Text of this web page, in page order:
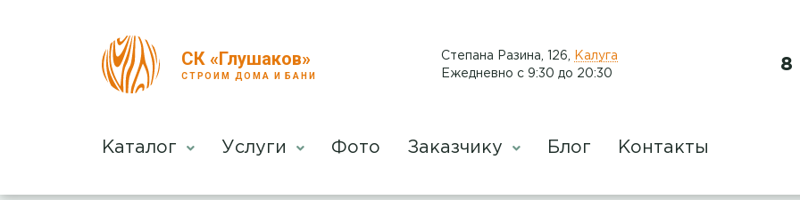
СК «Глушаков»
СТРОИМ ДОМА И БАНИ
​Степана Разина, 126
Калуга
Ежедневно с 9:30 до 20:30
8
Каталог Услуги Фото Заказчику Блог Контакты